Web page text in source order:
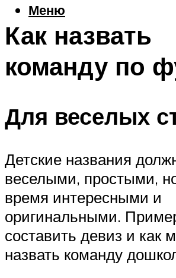
Меню
Как назвать
команду по
Для веселых
Детские названия
веселыми, простыми,
время интересными и
оригинальными.
составить девиз и как
назвать команду